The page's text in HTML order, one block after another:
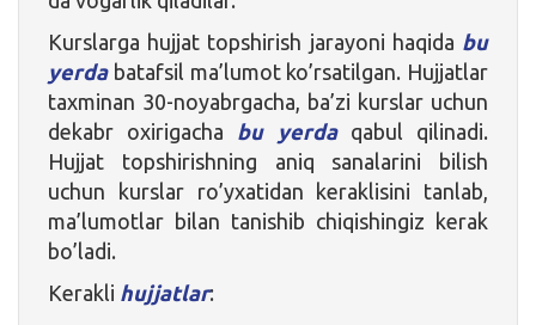
Kurslarga hujjat topshirish jarayoni haqida bu
yerda batafsil ma’lumot ko’rsatilgan. Hujjatlar
taxminan 30-noyabrgacha, ba’zi kurslar uchun
dekabr oxirigacha bu yerdaqabul qilinadi.
Hujjat topshirishning aniq sanalarini bilish
uchun kurslar ro’yxatidan keraklisini tanlab,
ma’lumotlar bilan tanishib chiqishingiz kerak
bo’ladi.
Kerakli hujjatlar: